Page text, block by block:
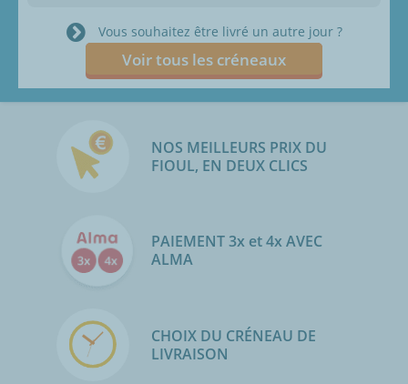
Vous souhaitez être livré un autre jour ?
Voir tous les créneaux
NOS MEILLEURS PRIX DU
FIOUL, EN DEUX CLICS
PAIEMENT 3x et 4x AVEC
ALMA
CHOIX DU CRÉNEAU DE
LIVRAISON